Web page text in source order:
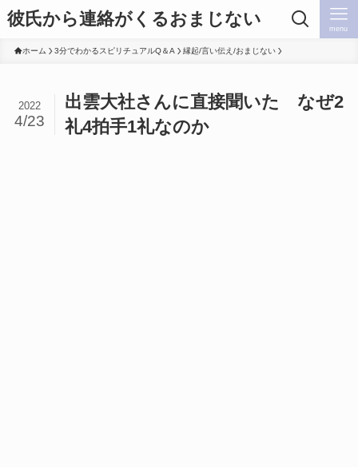
彼氏から連絡がくるおまじない menu
ホーム 3分でわかるスピリチュアルQ＆A 縁起/言い伝え/おまじない
出雲大社さんに直接聞いた なぜ2
礼4拍手1礼なのか
2022
4/23